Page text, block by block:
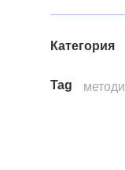
Категория
Tag